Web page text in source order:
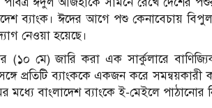
ব্যাংক। ঈদের আগে পশু কেনাবেচায়
নেওয়া হয়েছে।
(১০ মে) জারি করা এক সার্কুলারে
প্রতিটি ব্যাংককে একজন করে সমন্বয়কারী
মধ্যে বাংলাদেশ ব্যাংকে ই-মেইলে পাঠানোর